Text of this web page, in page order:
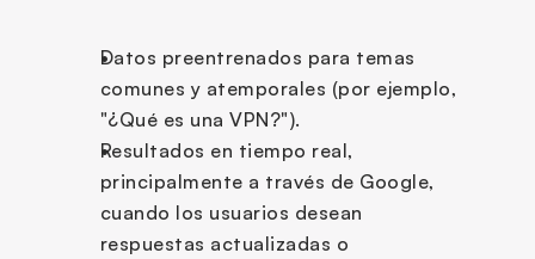
Datos preentrenados para temas
comunes y atemporales (por ejemplo,
"¿Qué es una VPN?").
Resultados en tiempo real,
principalmente a través de Google,
cuando los usuarios desean
respuestas actualizadas o